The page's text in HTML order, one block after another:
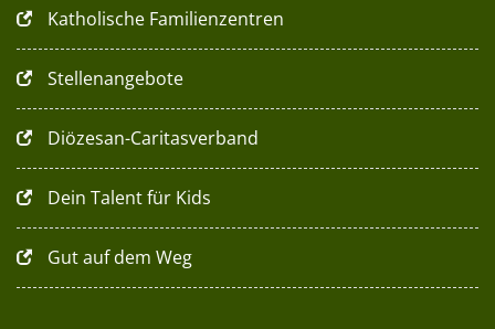
Katholische Familienzentren
Stellenangebote
Diözesan-Caritasverband
Dein Talent für Kids
Gut auf dem Weg